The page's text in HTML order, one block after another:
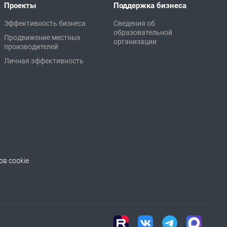
Проекты
Эффективность бизнеса
Продвижение местных
производителей
Личная эффективность
Поддержка бизнеса
Сведения об
образовательной
организации
cookie